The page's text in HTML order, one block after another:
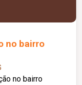
no bairro
no bairro